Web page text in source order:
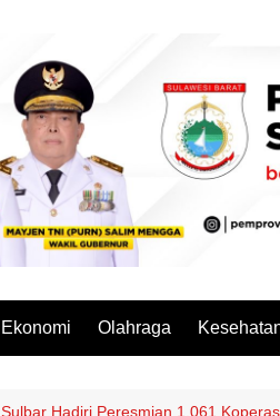
Ekonomi Olahraga
Hadiri Peresmian 1.061